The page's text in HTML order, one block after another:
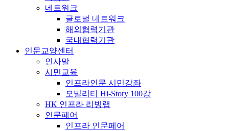
네트워크
글로벌 네트워크
해외협력기관
국내협력기관
인문교양센터
인사말
시민교육
인프라인문 시민강좌
모빌리티 Hi-Story 100강
HK 인프라 리빙랩
인문페어
인프라 인문페어